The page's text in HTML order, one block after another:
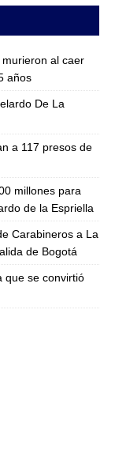
al caer
años
De La
a 117 presos de
millones para
de la Espriella
Carabineros a La
de Bogotá
que se convirtió